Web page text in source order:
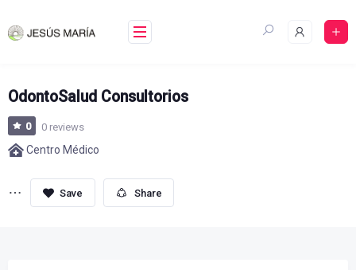
to
OdontoSalud Consultorios
0 0 reviews
Centro Médico
Share